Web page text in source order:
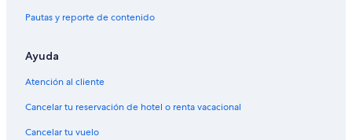
Hoteles en Fie allo Sciliar
Residencias en Región de Rosengarten Latemar
Hoteles en Nova Levante
Pautas y reporte de contenido
Ayuda
Atención al cliente
Cancelar tu reservación de hotel o renta vacacional
Cancelar tu vuelo